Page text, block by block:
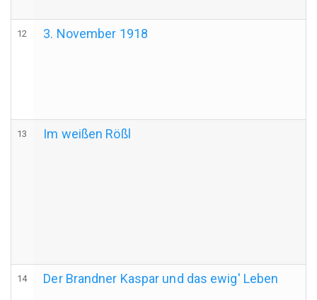
12 3. November 1918
13 Im weißen Rößl
14 Der Brandner Kaspar und das ewig' Leben